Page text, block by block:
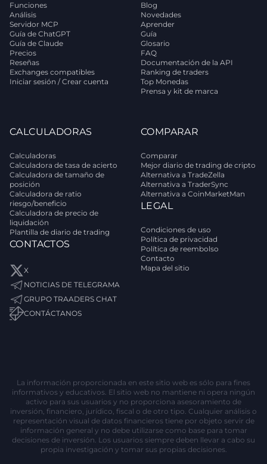
Funciones
Análisis
Servidor MCP
Guía de ChatGPT
Guía de Claude
Precios
Reseñas
Exchanges compatibles
Iniciar sesión / Crear cuenta
Blog
Novedades
Aprender
Guía
Glosario
FAQ
Documentación de la API
Ranking de traders
Top Monedas
Prensa y kit de marca
CALCULADORAS
Calculadoras
Calculadora de tasa de acierto
Calculadora de tamaño de
posición
Calculadora de ratio
riesgo/beneficio
Calculadora de precio de
liquidación
Plantilla de diario de trading
CONTACTOS
X
NOTICIAS DE TELEGRAMA
GRUPO TRAADERS CHAT
CONTÁCTANOS
COMPARAR
Comparar
Mejor diario de trading de cripto
Alternativa a TradeZella
Alternativa a TraderSync
Alternativa a CoinMarketMan
LEGAL
Condiciones de uso
Política de privacidad
Política de reembolso
Contacto
Mapa del sitio
La información proporcionada en este sitio web es sólo para fines
informativos y educativos. El sitio web no mantiene ni opera ningún
activo para sus usuarios y no proporciona asesoramiento de
inversión, financiero, jurídico, fiscal o de otro tipo. Cualquier análisis o
representación visual de datos financieros tiene por objeto servir de
información general y no debe utilizarse como base para tomar
decisiones de inversión. Los usuarios siempre deben llevar a cabo su
propia investigación y tomar sus propias decisiones.